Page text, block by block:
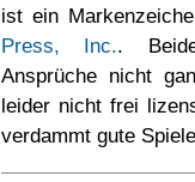
ist ein
Press, Inc..
Ansprüche nicht
leider nicht frei
verdammt gute